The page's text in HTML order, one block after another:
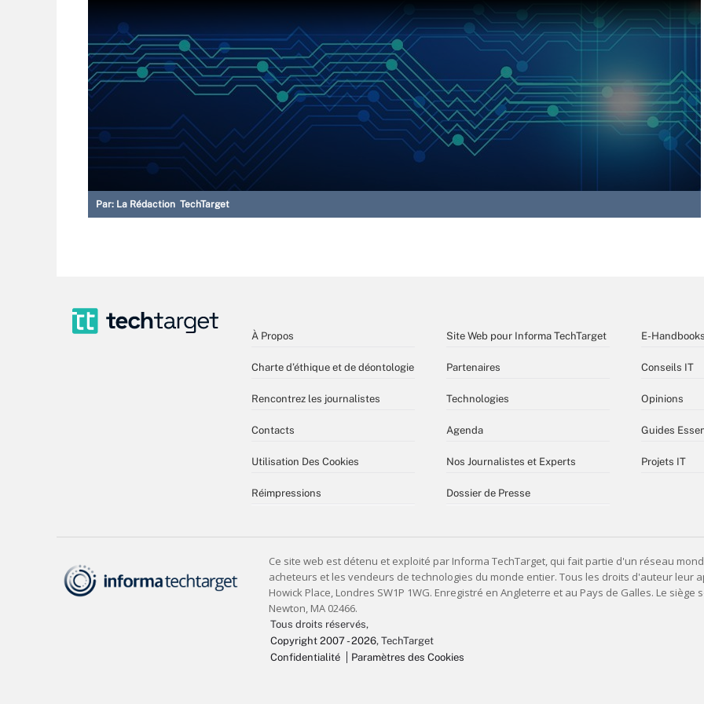
Par: La Rédaction TechTarget
À Propos
Charte d’éthique et de déontologie
Rencontrez les journalistes
Contacts
Utilisation Des Cookies
Réimpressions
Site Web pour Informa TechTarget
Partenaires
Technologies
Agenda
Nos Journalistes et Experts
Dossier de Presse
E-
Conseils IT
Opinions
Guides
Projets IT
Tous droits réservés,
Copyright 2007 - 2026, TechTarget
Confidentialité
Paramètres des Cookies